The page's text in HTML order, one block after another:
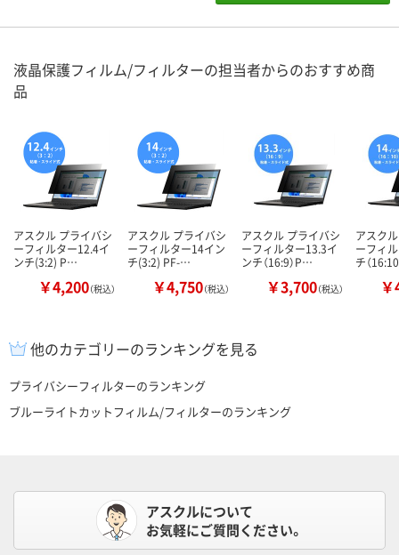
液晶保護フィルム/フィルターの担当者からのおすすめ商
品
アスクル プライバシ
ーフィルター12.4イ
ンチ(3:2) P…
￥4,200（税込）
アスクル プライバシ
ーフィルター14イン
チ(3:2) PF-…
￥4,750（税込）
アスクル プライバシ
ーフィルター13.3イ
ンチ（16:9）P…
￥3,700（税込）
アスク
ーフィ
チ（
他のカテゴリーのランキングを見る
プライバシーフィルターのランキング
ブルーライトカットフィルム/フィルターのランキング
アスクルについて
お気軽にご質問ください。